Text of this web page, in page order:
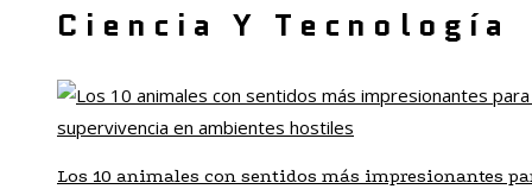
Ciencia Y Tecnología
Los 10 animales con sentidos más impresionantes